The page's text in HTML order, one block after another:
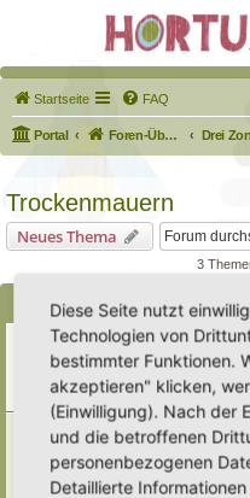
Startseite FAQ
Portal Foren-Übersicht
Trockenmauern
Neues Thema
3
Erweiterung der
Letzter Beitrag vonHeike
Verfasst in Ankündigungen &
Antworten:
[Bitte lesen] Wie
Gartenprojekte
Letzter Beitrag vonHortus
Verfasst in Eingetragener
Diese Seite nutzt
Technologien von
bestimmter Funktionen.
akzeptieren" klicken,
(Einwilligung). Nach der
und die betroffenen
personenbezogenen
Detaillierte